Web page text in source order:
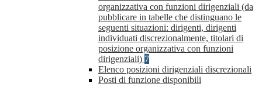
organizzativa con funzioni dirigenziali (da
pubblicare in tabelle che distinguano le
seguenti situazioni: dirigenti, dirigenti
individuati discrezionalmente, titolari di
posizione organizzativa con funzioni
dirigenziali) 7
Elenco posizioni dirigenziali discrezionali
Posti di funzione disponibili